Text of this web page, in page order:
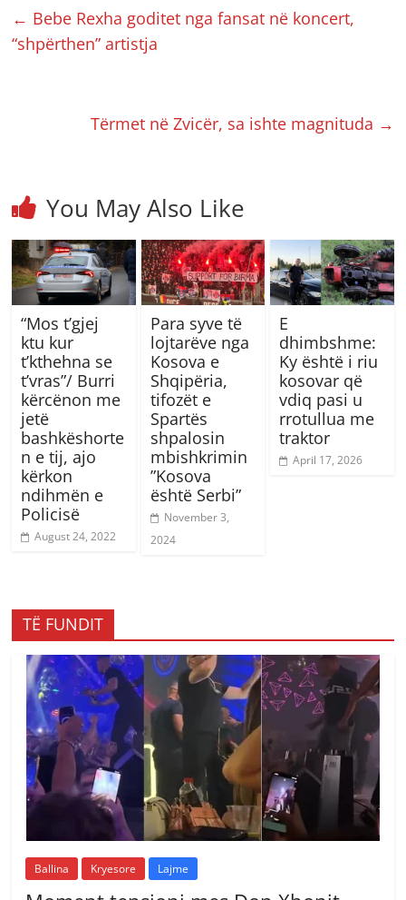
← Bebe Rexha goditet nga fansat në koncert,
“shpërthen” artistja
Tërmet në Zvicër, sa ishte magnituda →
You May Also Like
“Mos t’gjej
ktu kur
t’kthehna se
t’vras”/ Burri
kërcënon me
jetë
bashkëshorte
n e tij, ajo
kërkon
ndihmën e
Policisë
August 24, 2022
Para syve të
lojtarëve nga
Kosova e
Shqipëria,
tifozët e
Spartës
shpalosin
mbishkrimin
”Kosova
është Serbi”
November 3,
2024
E
dhimbshme:
Ky është i riu
kosovar që
vdiq pasi u
rrotullua me
traktor
April 17, 2026
TË FUNDIT
Ballina Kryesore Lajme